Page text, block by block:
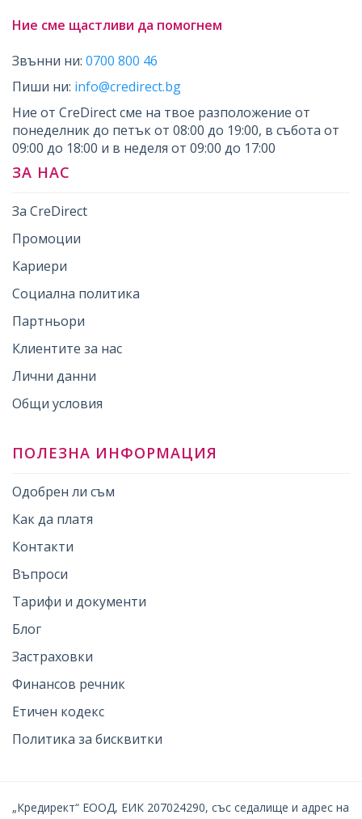
Ние сме щастливи да помогнем
Звънни ни: 0700 800 46
Пиши ни: info@credirect.bg
Ние от CreDirect сме на твое разположение от
понеделник до петък от 08:00 до 19:00, в събота от
09:00 до 18:00 и в неделя от 09:00 до 17:00
ЗА НАС
За CreDirect
Промоции
Кариери
Социална политика
Партньори
Клиентите за нас
Лични данни
Общи условия
ПОЛЕЗНА ИНФОРМАЦИЯ
Одобрен ли съм
Как да платя
Контакти
Въпроси
Тарифи и документи
Блог
Застраховки
Финансов речник
Етичен кодекс
Политика за бисквитки
„Кредирект“ ЕООД, ЕИК 207024290, със седалище и адрес на